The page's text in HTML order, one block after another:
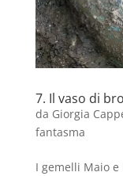
7. Il vaso di
da Giorgia
fantasma
I gemelli Maio